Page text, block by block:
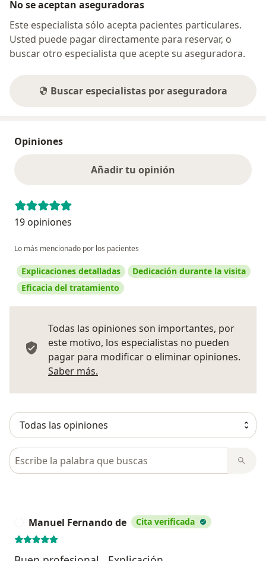
No se aceptan aseguradoras
Este especialista sólo acepta pacientes particulares.
Usted puede pagar directamente para reservar, o
buscar otro especialista que acepte su aseguradora.
Buscar especialistas por aseguradora
Opiniones
Añadir tu opinión
19 opiniones
Lo más mencionado por los pacientes
Explicaciones detalladas
Dedicación durante la visita
Eficacia del tratamiento
Todas las opiniones son importantes, por
este motivo, los especialistas no pueden
pagar para modificar o eliminar opiniones.
Saber más.
Busca en opiniones
Manuel Fernando de Cita verificada